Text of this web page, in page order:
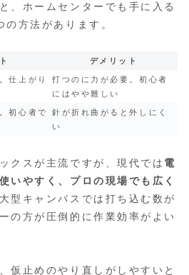
、ホームセンターでも手に入る
の方法があります。
デメリット
仕上がり
打つのに力が必要。初心者
にはやや難しい
初心者で
針が折れ曲がると外しにく
い
クスが主流ですが、現代では 電
いやすく、プロの現場でも広く
型キャンバスでは打ち込む数が
の方が圧倒的に作業効率がよい
仮止めのやり直しがしやすいと